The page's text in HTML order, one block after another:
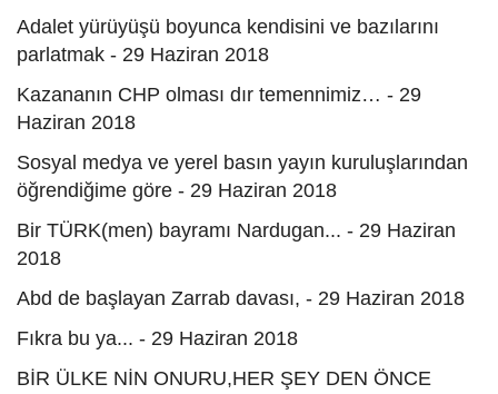
Adalet yürüyüşü boyunca kendisini ve bazılarını
parlatmak - 29 Haziran 2018
Kazananın CHP olması dır temennimiz… - 29
Haziran 2018
Sosyal medya ve yerel basın yayın kuruluşlarından
öğrendiğime göre - 29 Haziran 2018
Bir TÜRK(men) bayramı Nardugan... - 29 Haziran
2018
Abd de başlayan Zarrab davası, - 29 Haziran 2018
Fıkra bu ya... - 29 Haziran 2018
BİR ÜLKE NİN ONURU,HER ŞEY DEN ÖNCE